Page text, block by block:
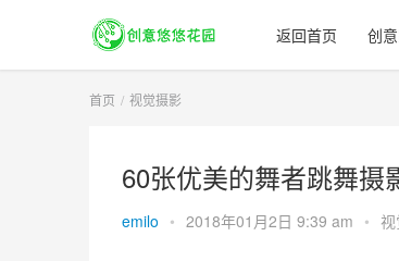
返回首页 创
首页 视觉摄影
60张优美的舞者跳舞摄
emilo • 2018年01月2日 9:39 am •